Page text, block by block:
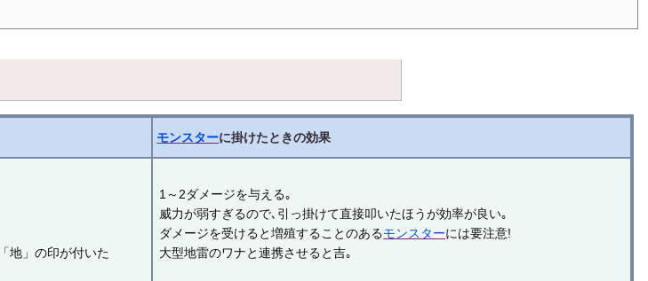
モンスターに掛けたときの効果
地」の印が付いた
1～2ダメージを与える｡
威力が弱すぎるので､引っ掛けて直接叩いたほうが効率が良い｡
ダメージを受けると増殖することのあるモンスターには要注意!
大型地雷のワナと連携させると吉｡